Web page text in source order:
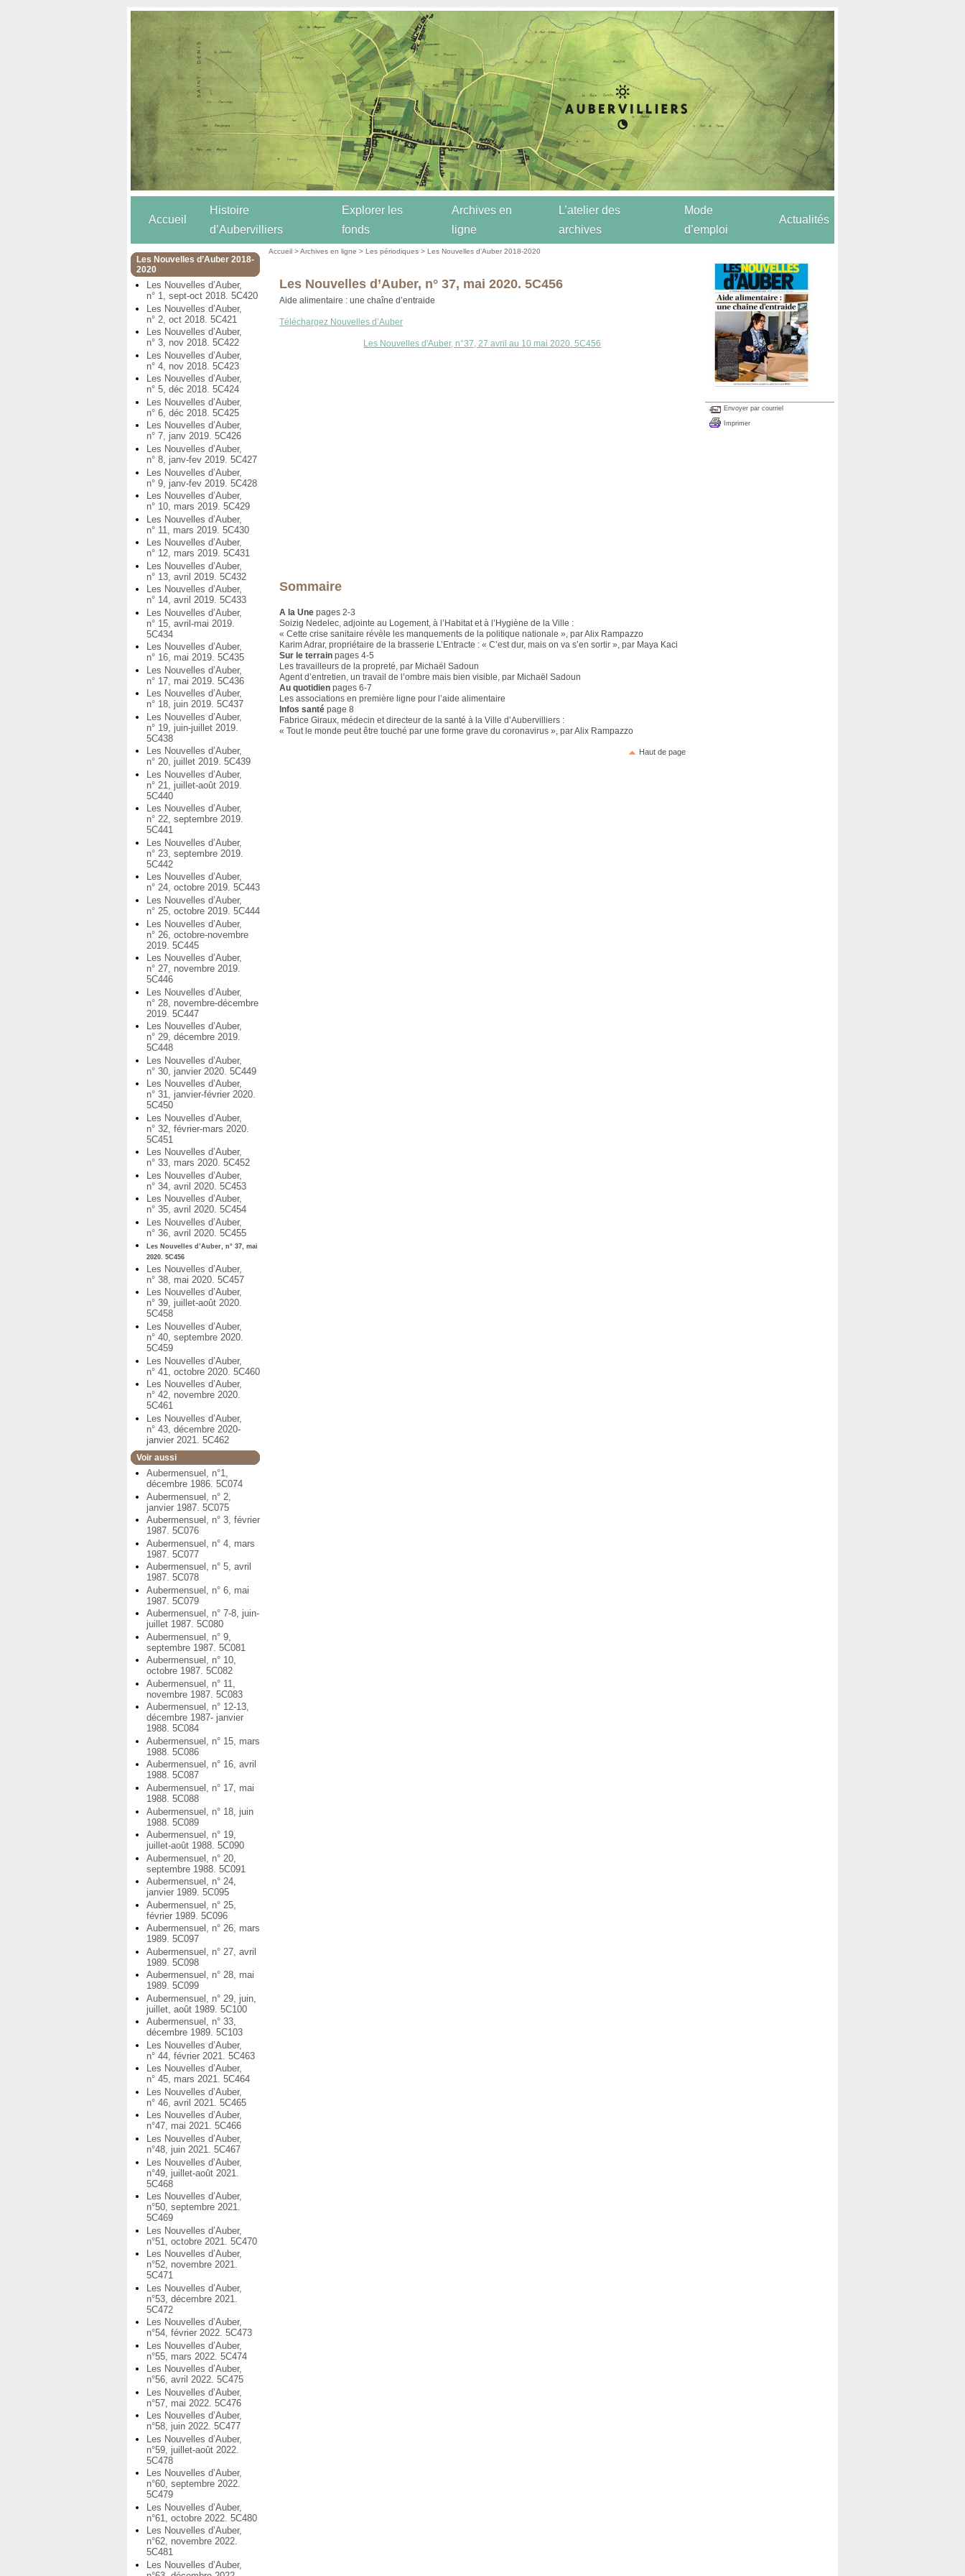
Accueil
Histoire
d’Aubervilliers
Explorer les
fonds
Archives en
ligne
L’atelier des
archives
Mode
d’emploi
Actualités
Les Nouvelles d’Auber 2018-
2020
Les Nouvelles d’Auber,
n° 1, sept-oct 2018. 5C420
Les Nouvelles d’Auber,
n° 2, oct 2018. 5C421
Les Nouvelles d’Auber,
n° 3, nov 2018. 5C422
Les Nouvelles d’Auber,
n° 4, nov 2018. 5C423
Les Nouvelles d’Auber,
n° 5, déc 2018. 5C424
Les Nouvelles d’Auber,
n° 6, déc 2018. 5C425
Les Nouvelles d’Auber,
n° 7, janv 2019. 5C426
Les Nouvelles d’Auber,
n° 8, janv-fev 2019. 5C427
Les Nouvelles d’Auber,
n° 9, janv-fev 2019. 5C428
Les Nouvelles d’Auber,
n° 10, mars 2019. 5C429
Les Nouvelles d’Auber,
n° 11, mars 2019. 5C430
Les Nouvelles d’Auber,
n° 12, mars 2019. 5C431
Les Nouvelles d’Auber,
n° 13, avril 2019. 5C432
Les Nouvelles d’Auber,
n° 14, avril 2019. 5C433
Les Nouvelles d’Auber,
n° 15, avril-mai 2019.
5C434
Les Nouvelles d’Auber,
n° 16, mai 2019. 5C435
Les Nouvelles d’Auber,
n° 17, mai 2019. 5C436
Les Nouvelles d’Auber,
n° 18, juin 2019. 5C437
Les Nouvelles d’Auber,
n° 19, juin-juillet 2019.
5C438
Les Nouvelles d’Auber,
n° 20, juillet 2019. 5C439
Les Nouvelles d’Auber,
n° 21, juillet-août 2019.
5C440
Les Nouvelles d’Auber,
n° 22, septembre 2019.
5C441
Les Nouvelles d’Auber,
n° 23, septembre 2019.
5C442
Les Nouvelles d’Auber,
n° 24, octobre 2019. 5C443
Les Nouvelles d’Auber,
n° 25, octobre 2019. 5C444
Les Nouvelles d’Auber,
n° 26, octobre-novembre
2019. 5C445
Les Nouvelles d’Auber,
n° 27, novembre 2019.
5C446
Les Nouvelles d’Auber,
n° 28, novembre-décembre
2019. 5C447
Les Nouvelles d’Auber,
n° 29, décembre 2019.
5C448
Les Nouvelles d’Auber,
n° 30, janvier 2020. 5C449
Les Nouvelles d’Auber,
n° 31, janvier-février 2020.
5C450
Les Nouvelles d’Auber,
n° 32, février-mars 2020.
5C451
Les Nouvelles d’Auber,
n° 33, mars 2020. 5C452
Les Nouvelles d’Auber,
n° 34, avril 2020. 5C453
Les Nouvelles d’Auber,
n° 35, avril 2020. 5C454
Les Nouvelles d’Auber,
n° 36, avril 2020. 5C455
Les Nouvelles d’Auber, n° 37, mai
2020. 5C456
Les Nouvelles d’Auber,
n° 38, mai 2020. 5C457
Les Nouvelles d’Auber,
n° 39, juillet-août 2020.
5C458
Les Nouvelles d’Auber,
n° 40, septembre 2020.
5C459
Les Nouvelles d’Auber,
n° 41, octobre 2020. 5C460
Les Nouvelles d’Auber,
n° 42, novembre 2020.
5C461
Les Nouvelles d’Auber,
n° 43, décembre 2020-
janvier 2021. 5C462
Voir aussi
Aubermensuel, n°1,
décembre 1986. 5C074
Aubermensuel, n° 2,
janvier 1987. 5C075
Aubermensuel, n° 3, février
1987. 5C076
Aubermensuel, n° 4, mars
1987. 5C077
Aubermensuel, n° 5, avril
1987. 5C078
Aubermensuel, n° 6, mai
1987. 5C079
Aubermensuel, n° 7-8, juin-
juillet 1987. 5C080
Aubermensuel, n° 9,
septembre 1987. 5C081
Aubermensuel, n° 10,
octobre 1987. 5C082
Aubermensuel, n° 11,
novembre 1987. 5C083
Aubermensuel, n° 12-13,
décembre 1987- janvier
1988. 5C084
Aubermensuel, n° 15, mars
1988. 5C086
Aubermensuel, n° 16, avril
1988. 5C087
Aubermensuel, n° 17, mai
1988. 5C088
Aubermensuel, n° 18, juin
1988. 5C089
Aubermensuel, n° 19,
juillet-août 1988. 5C090
Aubermensuel, n° 20,
septembre 1988. 5C091
Aubermensuel, n° 24,
janvier 1989. 5C095
Aubermensuel, n° 25,
février 1989. 5C096
Aubermensuel, n° 26, mars
1989. 5C097
Aubermensuel, n° 27, avril
1989. 5C098
Aubermensuel, n° 28, mai
1989. 5C099
Aubermensuel, n° 29, juin,
juillet, août 1989. 5C100
Aubermensuel, n° 33,
décembre 1989. 5C103
Les Nouvelles d’Auber,
n° 44, février 2021. 5C463
Les Nouvelles d’Auber,
n° 45, mars 2021. 5C464
Les Nouvelles d’Auber,
n° 46, avril 2021. 5C465
Les Nouvelles d’Auber,
n°47, mai 2021. 5C466
Les Nouvelles d’Auber,
n°48, juin 2021. 5C467
Les Nouvelles d’Auber,
n°49, juillet-août 2021.
5C468
Les Nouvelles d’Auber,
n°50, septembre 2021.
5C469
Les Nouvelles d’Auber,
n°51, octobre 2021. 5C470
Les Nouvelles d’Auber,
n°52, novembre 2021.
5C471
Les Nouvelles d’Auber,
n°53, décembre 2021.
5C472
Les Nouvelles d’Auber,
n°54, février 2022. 5C473
Les Nouvelles d’Auber,
n°55, mars 2022. 5C474
Les Nouvelles d’Auber,
n°56, avril 2022. 5C475
Les Nouvelles d’Auber,
n°57, mai 2022. 5C476
Les Nouvelles d’Auber,
n°58, juin 2022. 5C477
Les Nouvelles d’Auber,
n°59, juillet-août 2022.
5C478
Les Nouvelles d’Auber,
n°60, septembre 2022.
5C479
Les Nouvelles d’Auber,
n°61, octobre 2022. 5C480
Les Nouvelles d’Auber,
n°62, novembre 2022.
5C481
Les Nouvelles d’Auber,
Accueil >Archives en ligne >Les périodiques >Les Nouvelles d’Auber 2018-2020
Les Nouvelles d’Auber, n° 37, mai 2020. 5C456
Aide alimentaire : une chaîne d’entraide
Téléchargez Nouvelles d’Auber
Les Nouvelles d'Auber, n°37, 27 avril au 10 mai 2020. 5C456
Sommaire
A la Une pages 2-3
Soizig Nedelec, adjointe au Logement, à l’Habitat et à l’Hygiène de la Ville :
« Cette crise sanitaire révèle les manquements de la politique nationale », par Alix Rampazzo
Karim Adrar, propriétaire de la brasserie L’Entracte : « C’est dur, mais on va s’en sortir », par Maya Kaci
Sur le terrain pages 4-5
Les travailleurs de la propreté, par Michaël Sadoun
Agent d’entretien, un travail de l’ombre mais bien visible, par Michaël Sadoun
Au quotidien pages 6-7
Les associations en première ligne pour l’aide alimentaire
Infos santé page 8
Fabrice Giraux, médecin et directeur de la santé à la Ville d’Aubervilliers :
« Tout le monde peut être touché par une forme grave du coronavirus », par Alix Rampazzo
Haut de page
Envoyer par courriel
Imprimer